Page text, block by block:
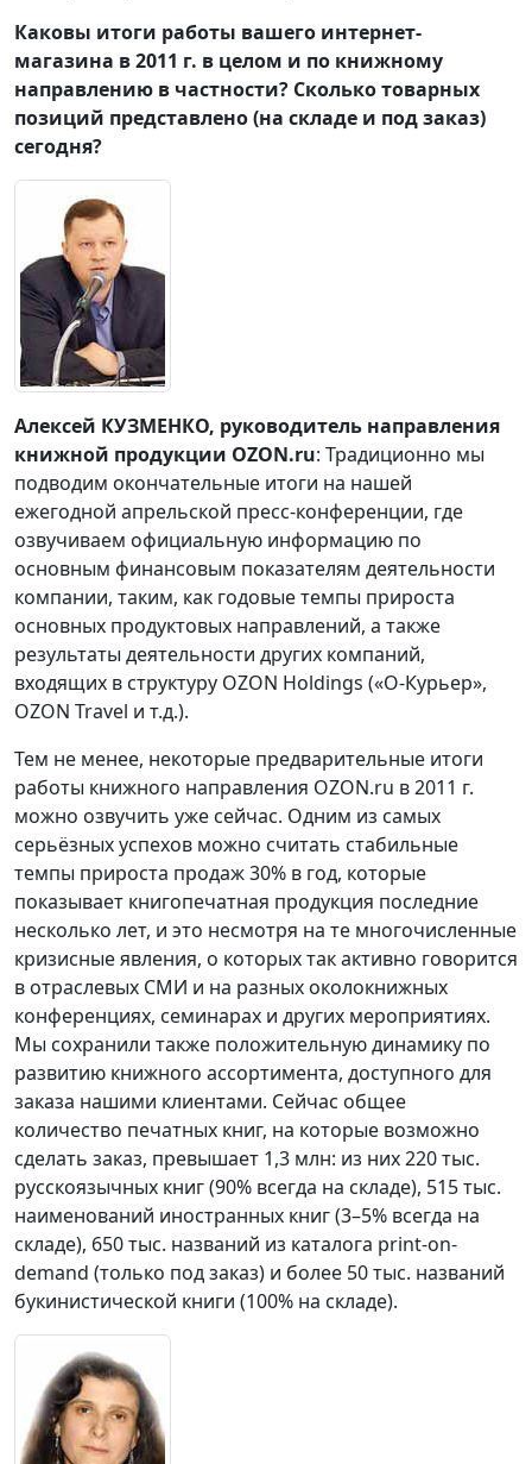
Каковы итоги работы вашего интернет-
магазина в 2011 г. в целом и по книжному
направлению в частности? Сколько товарных
позиций представлено (на складе и под заказ)
сегодня?
Алексей КУЗМЕНКО, руководитель направления
книжной продукции OZON.ru: Традиционно мы
подводим окончательные итоги на нашей
ежегодной апрельской пресс-конференции, где
озвучиваем официальную информацию по
основным финансовым показателям деятельности
компании, таким, как годовые темпы прироста
основных продуктовых направлений, а также
результаты деятельности других компаний,
входящих в структуру OZON Holdings («О-Курьер»,
OZON Travel и т.д.).
Тем не менее, некоторые предварительные итоги
работы книжного направления OZON.ru в 2011 г.
можно озвучить уже сейчас. Одним из самых
серьёзных успехов можно считать стабильные
темпы прироста продаж 30% в год, которые
показывает книгопечатная продукция последние
несколько лет, и это несмотря на те многочисленные
кризисные явления, о которых так активно говорится
в отраслевых СМИ и на разных околокнижных
конференциях, семинарах и других мероприятиях.
Мы сохранили также положительную динамику по
развитию книжного ассортимента, доступного для
заказа нашими клиентами. Сейчас общее
количество печатных книг, на которые возможно
сделать заказ, превышает 1,3 млн: из них 220 тыс.
русскоязычных книг (90% всегда на складе), 515 тыс.
наименований иностранных книг (3–5% всегда на
складе), 650 тыс. названий из каталога print-on-
demand (только под заказ) и более 50 тыс. названий
букинистической книги (100% на складе).